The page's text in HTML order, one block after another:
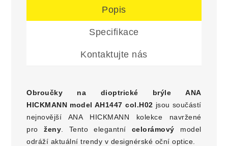
Popis
Specifikace
Kontaktujte nás
Obroučky na dioptrické brýle
ANA
HICKMANN model AH1447 col.H02 jsou součástí
nejnovější ANA HICKMANN kolekce navržené
proženy . Tento elegantní celorámový model
odráží aktuální trendy v designérské oční optice.